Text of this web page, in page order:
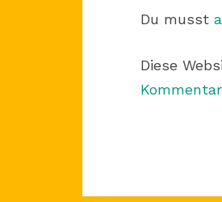
Du musst
Diese